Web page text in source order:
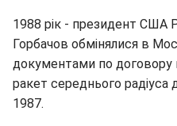
1988 рік - президент США
Горбачов обмінялися в
документами по договору
ракет середнього радіуса
1987.